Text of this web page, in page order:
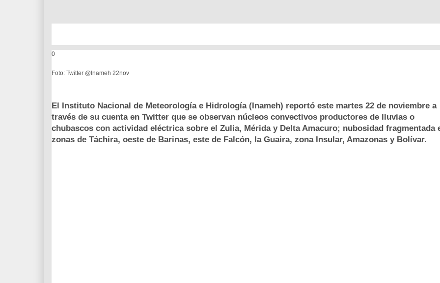
0
Foto: Twitter @Inameh 22nov
El Instituto Nacional de Meteorología e Hidrología (Inameh) reportó este martes 22 de noviembre a
través de su cuenta en Twitter que se observan núcleos convectivos productores de lluvias o
chubascos con actividad eléctrica sobre el Zulia, Mérida y Delta Amacuro; nubosidad fragmentada
zonas de Táchira, oeste de Barinas, este de Falcón, la Guaira, zona Insular, Amazonas y Bolívar.